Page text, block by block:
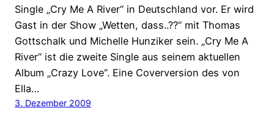
Single „Cry Me A River“ in Deutschland vor. Er wird
Gast in der Show „Wetten, dass..??“ mit Thomas
Gottschalk und Michelle Hunziker sein. „Cry Me A
River“ ist die zweite Single aus seinem aktuellen
Album „Crazy Love“. Eine Coverversion des von
Ella…
3. Dezember 2009